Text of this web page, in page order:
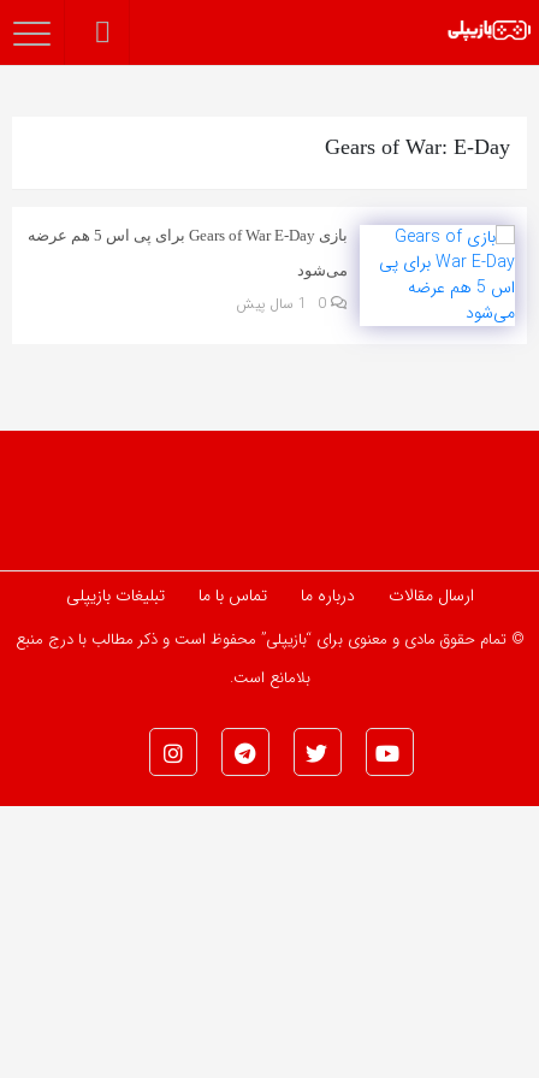
Gears of War: E-Day
بازی Gears of War E-Day برای پی اس 5 هم عرضه
می‌شود
0 1 سال پیش
ارسال مقالات درباره ما تماس با ما تبلیغات بازیپلی
© تمام حقوق مادی و معنوی برای “بازیپلی” محفوظ است و ذکر مطالب با درج منبع
بلامانع است.